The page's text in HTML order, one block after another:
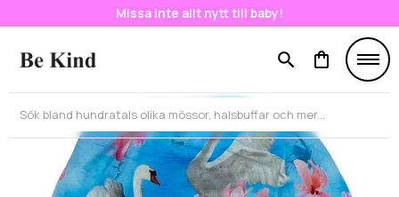
Missa inte allt nytt till baby!